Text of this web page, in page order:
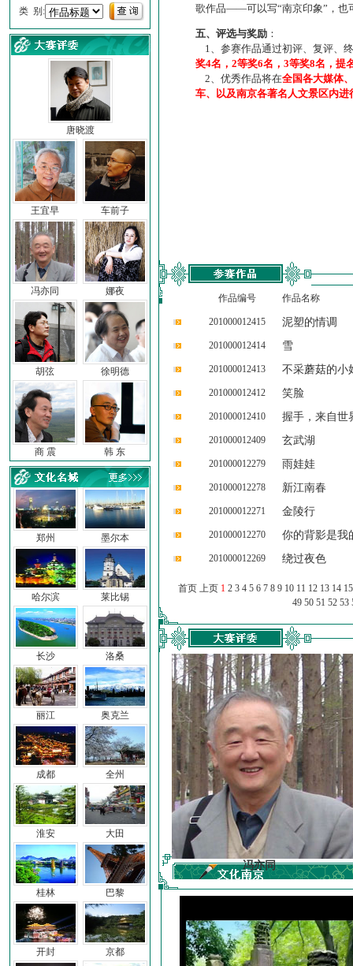
类 别:
唐晓渡
王宜早 车前子
冯亦同 娜夜
胡弦 徐明德
商 震 韩 东
郑州
哈尔滨
长沙
丽江
成都
淮安
桂林
开封
墨尔本
莱比锡
洛桑
奥克兰
全州
大田
巴黎
京都
歌作品——可以写“南京印象”，也
五、评选与奖励 ：
1、参赛作品通过初评、复评、
奖4名，2等奖6名，3等奖8名，提
2、优秀作品将在全国各大媒体
车、以及南京各著名人文景区内进
作品编号 作品名称
201000012415 泥塑的情调
201000012414 雪
201000012413 不采蘑菇的小
201000012412 笑脸
201000012410 握手，来自世
201000012409 玄武湖
201000012279 雨娃娃
201000012278 新江南春
201000012271 金陵行
201000012270 你的背影是我
201000012269 绕过夜色
首页 上页 1 2 3 4 5 6 7 8 9 10 11 12 13 14 15
49 50 51 52 53
车前子 冯亦同